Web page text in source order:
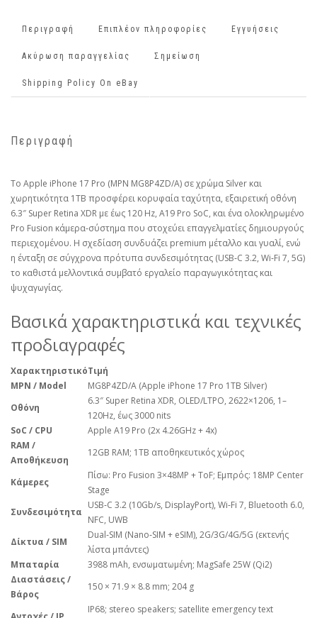
Περιγραφή Επιπλέον πληροφορίες Εγγυήσεις
Ακύρωση παραγγελίας Σημείωση
Shipping Policy On eBay
Περιγραφή
Το Apple iPhone 17 Pro (MPN MG8P4ZD/A) σε χρώμα Silver και
χωρητικότητα 1TB προσφέρει κορυφαία ταχύτητα, εξαιρετική οθόνη
6.3″ Super Retina XDR με έως 120 Hz, A19 Pro SoC, και ένα ολοκληρωμένο
Pro Fusion κάμερα‑σύστημα που στοχεύει επαγγελματίες δημιουργούς
περιεχομένου. Η σχεδίαση συνδυάζει premium μέταλλο και γυαλί, ενώ
η ένταξη σε σύγχρονα πρότυπα συνδεσιμότητας (USB‑C 3.2, Wi‑Fi 7, 5G)
το καθιστά μελλοντικά συμβατό εργαλείο παραγωγικότητας και
ψυχαγωγίας.
Βασικά χαρακτηριστικά και τεχνικές
προδιαγραφές
ΧαρακτηριστικόΤιμή
MPN / Model
MG8P4ZD/A (Apple iPhone 17 Pro 1TB Silver)
Οθόνη
6.3″ Super Retina XDR, OLED/LTPO, 2622×1206, 1–
120Hz, έως 3000 nits
SoC / CPU
Apple A19 Pro (2x 4.26GHz + 4x)
RAM /
Αποθήκευση
12GB RAM; 1TB αποθηκευτικός χώρος
Κάμερες
Πίσω: Pro Fusion 3×48MP + ToF; Εμπρός: 18MP Center
Stage
Συνδεσιμότητα
USB‑C 3.2 (10Gb/s, DisplayPort), Wi‑Fi 7, Bluetooth 6.0,
NFC, UWB
Δίκτυα / SIM
Dual‑SIM (Nano‑SIM + eSIM), 2G/3G/4G/5G (εκτενής
λίστα μπάντες)
Μπαταρία
3988 mAh, ενσωματωμένη; MagSafe 25W (Qi2)
Διαστάσεις /
Βάρος
150 × 71.9 × 8.8 mm; 204 g
IP68; stereo speakers; satellite emergency text